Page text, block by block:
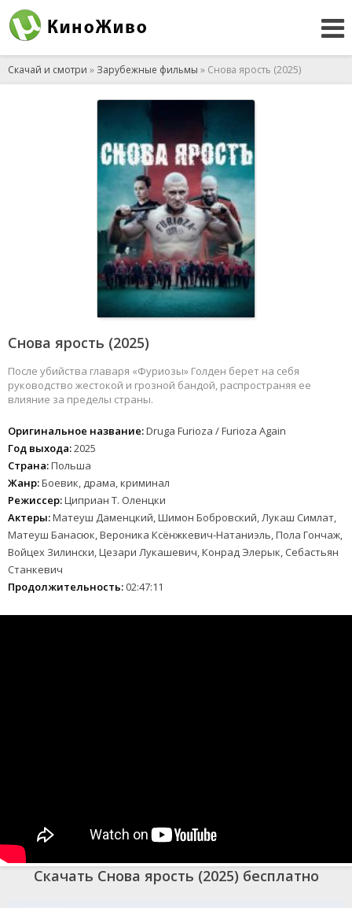
Скачай и смотри » Зарубежные фильмы » Снова ярость (2025)
Снова ярость (2025)
После убийства главаря «Фуриозы» Голден берет на себя
руководство жестокой и грозной бандой, распространяя ее
влияние за пределы страны.
Оригинальное название:Druga Furioza / Furioza Again
Год выхода:2025
Страна:Польша
Жанр:Боевик, драма, криминал
Режиссер:Циприан Т. Оленцки
Актеры:Матеуш Даменцкий, Шимон Бобровский, Лукаш Симлат,
Матеуш Банасюк, Вероника Ксёнжкевич-Натаниэль, Пола Гончаж,
Войцех Зилински, Цезари Лукашевич, Конрад Элерык, Себастьян
Станкевич
Продолжительность:02:47:11
Скачать Снова ярость (2025) бесплатно